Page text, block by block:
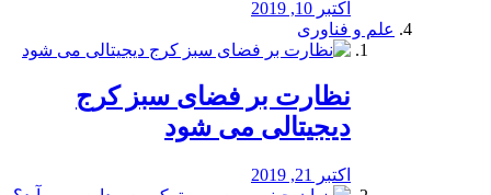
اکتبر 10, 2019
علم و فناوری
نظارت بر فضای سبز کرج
دیجیتالی می شود
اکتبر 21, 2019